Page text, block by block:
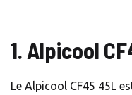
1. Alpicool
Le Alpicool CF45 45L